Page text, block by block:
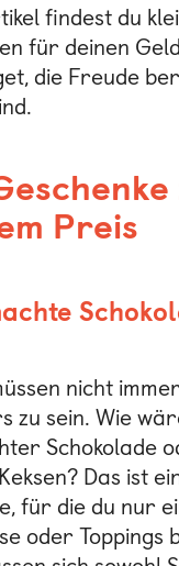
findest du
für deinen
die Freude
Preis
nicht
zu sein. Wie
Schokolade
Das ist
für die du nur
oder Toppings